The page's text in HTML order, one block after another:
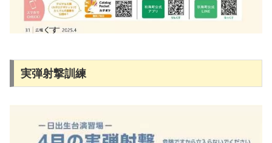
実弾射撃訓練